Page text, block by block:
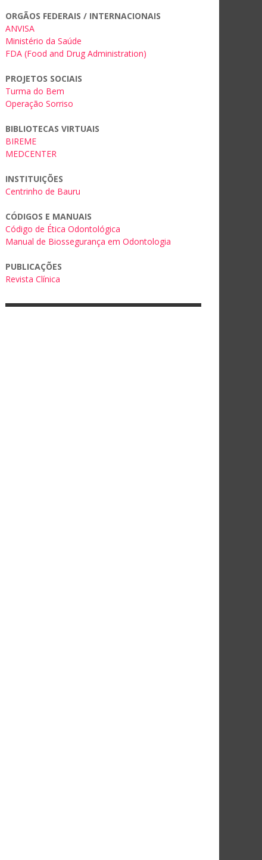
ORGÃOS FEDERAIS / INTERNACIONAIS
ANVISA
Ministério da Saúde
FDA (Food and Drug Administration)
PROJETOS SOCIAIS
Turma do Bem
Operação Sorriso
BIBLIOTECAS VIRTUAIS
BIREME
MEDCENTER
INSTITUIÇÕES
Centrinho de Bauru
CÓDIGOS E MANUAIS
Código de Ética Odontológica
Manual de Biossegurança em Odontologia
PUBLICAÇÕES
Revista Clínica